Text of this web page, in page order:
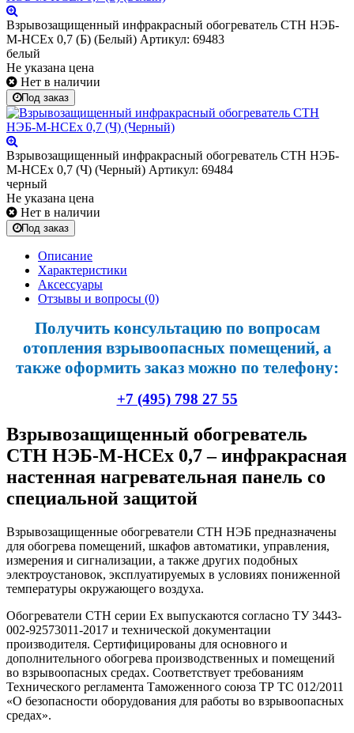
Взрывозащищенный инфракрасный обогреватель СТН НЭБ-
М-НСЕх 0,7 (Б) (Белый) Артикул: 69483
белый
Не указана цена
Нет в наличии
Под заказ
Взрывозащищенный инфракрасный обогреватель СТН НЭБ-
М-НСЕх 0,7 (Ч) (Черный) Артикул: 69484
черный
Не указана цена
Нет в наличии
Под заказ
Описание
Характеристики
Аксессуары
Отзывы и вопросы (0)
Получить консультацию по вопросам
отопления взрывоопасных помещений, а
также оформить заказ можно по телефону:
+7 (495) 798 27 55
Взрывозащищенный обогреватель
СТН НЭБ-М-НСЕх 0,7 – инфракрасная
настенная нагревательная панель со
специальной защитой
Взрывозащищенные обогреватели СТН НЭБ предназначены
для обогрева помещений, шкафов автоматики, управления,
измерения и сигнализации, а также других подобных
электроустановок, эксплуатируемых в условиях пониженной
температуры окружающего воздуха.
Обогреватели СТН серии Ex выпускаются согласно ТУ 3443-
002-92573011-2017 и технической документации
производителя. Сертифицированы для основного и
дополнительного обогрева производственных и помещений
во взрывоопасных средах. Соответствует требованиям
Технического регламента Таможенного союза ТР ТС 012/2011
«О безопасности оборудования для работы во взрывоопасных
средах».